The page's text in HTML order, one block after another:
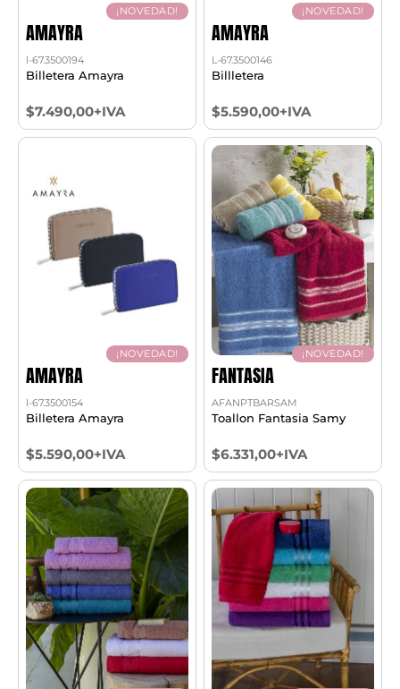
¡NOVEDAD!
AMAYRA
l-67.3500194
Billetera Amayra
$7.490,00+IVA
¡NOVEDAD!
AMAYRA
L-67.3500146
Billletera
$5.590,00+IVA
¡NOVEDAD!
AMAYRA
l-67.3500154
Billetera Amayra
$5.590,00+IVA
¡NOVEDAD!
FANTASIA
AFANPTBARSAM
Toallon Fantasia Samy
$6.331,00+IVA